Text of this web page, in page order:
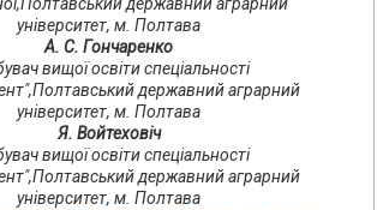
державний аграрний
університет, м. Полтава
А. С. Гончаренко
вищої освіти спеціальності
державний аграрний
університет, м. Полтава
Я. Войтеховіч
вищої освіти спеціальності
державний аграрний
університет, м. Полтава